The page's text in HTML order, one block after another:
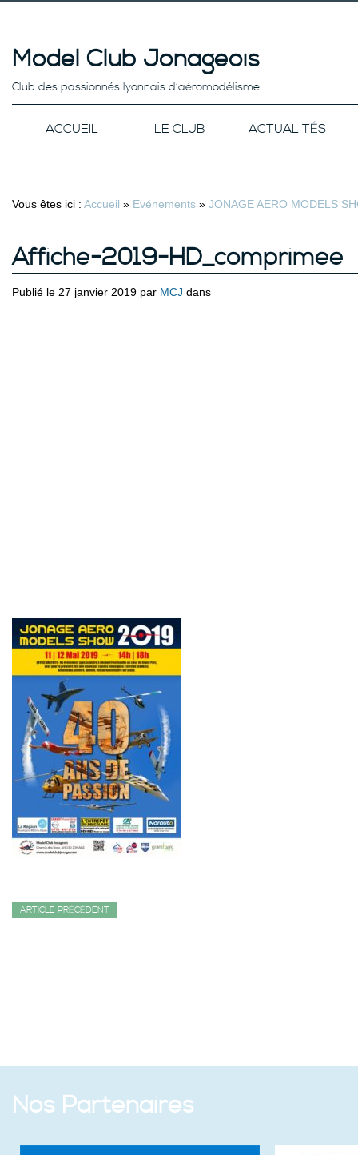
Model Club Jonageois
Club des passionnés lyonnais d’aéromodélisme
ACCUEIL LE CLUB ACTUALITÉS
Vous êtes ici : Accueil » Evénements » JONAGE AERO MODELS
Affiche-2019-HD_comprimee
Publié le 27 janvier 2019 par MCJ dans
ARTICLE PRÉCÉDENT
Nos Partenaires